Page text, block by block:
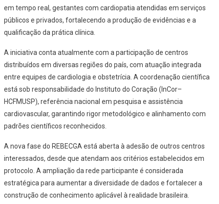
em tempo real, gestantes com cardiopatia atendidas em serviços
públicos e privados, fortalecendo a produção de evidências e a
qualificação da prática clínica.
A iniciativa conta atualmente com a participação de centros
distribuídos em diversas regiões do país, com atuação integrada
entre equipes de cardiologia e obstetrícia. A coordenação científica
está sob responsabilidade do Instituto do Coração (InCor–
HCFMUSP), referência nacional em pesquisa e assistência
cardiovascular, garantindo rigor metodológico e alinhamento com
padrões científicos reconhecidos.
A nova fase do REBECGA está aberta à adesão de outros centros
interessados, desde que atendam aos critérios estabelecidos em
protocolo. A ampliação da rede participante é considerada
estratégica para aumentar a diversidade de dados e fortalecer a
construção de conhecimento aplicável à realidade brasileira.